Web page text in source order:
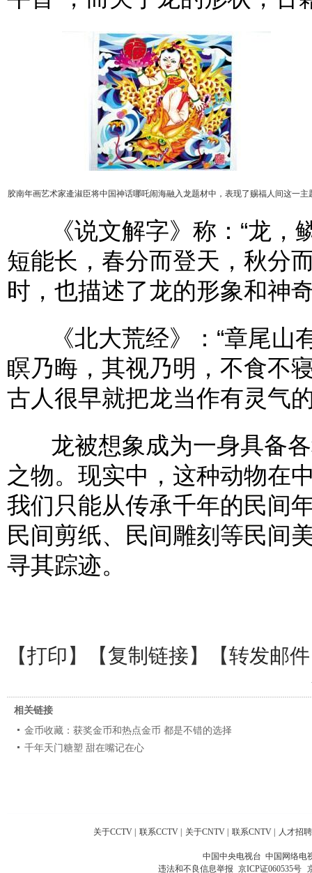
胶南年画艺术家逄淑臣将中国神话哪吒闹海融入龙题材中，表现了赐福人间这一主
《说文解字》称：“龙，
短能长，春分而登天，秋分
时，也描述了龙的形象和神
《北大荒经》：“章尾山
瞑乃晦，其视乃明，不食不
古人很早就把龙当作有灵气
龙被想象成为一身具备各
之物。现实中，这种动物在
我们只能从传承千年的民间
民间剪纸、民间雕刻等民间
寻其踪迹。
【打印】【复制链接】【转发邮件
相关链接
金币收藏：获奖金币和热点金币 都是不错的选择
千年天门糖塑 甜在嘴记在心
关于CCTV | 联系CCTV | 关于CNTV | 联系CNTV | 人才招聘
中国中央电视台 中国网络电
违法和不良信息举报 京ICP证060535号